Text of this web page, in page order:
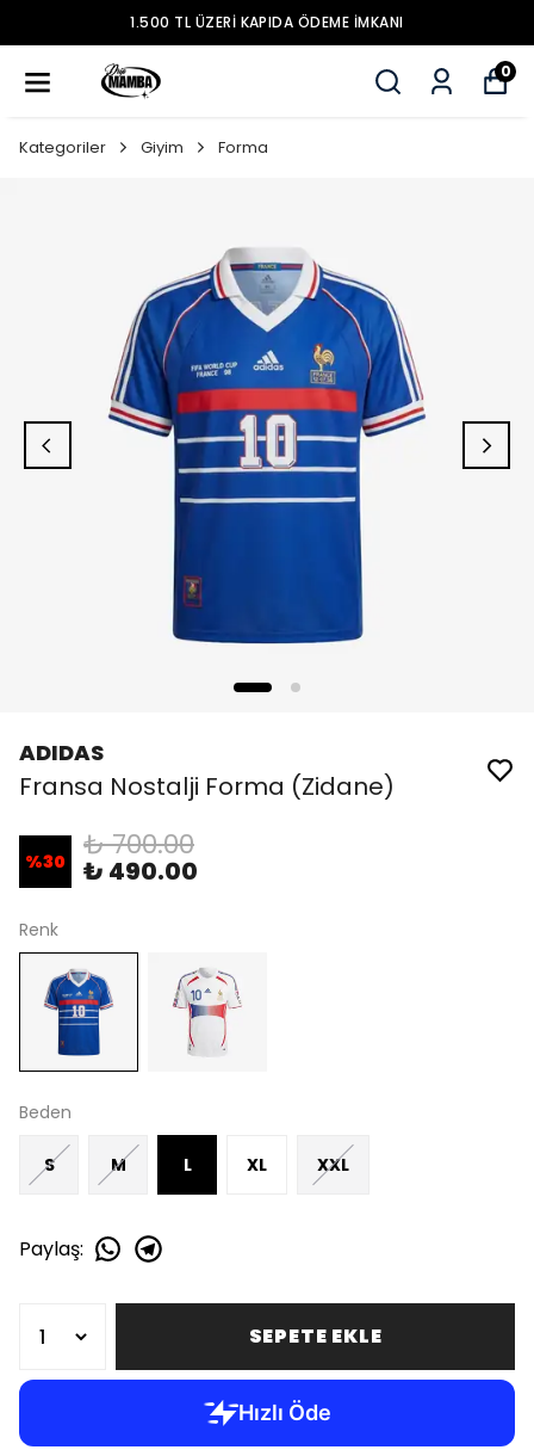
1.500 TL ÜZERİ KAPIDA ÖDEME İMKANI
0
Kategoriler Giyim Forma
ADIDAS
Fransa Nostalji Forma (Zidane)
%30 ₺ 700.00
₺ 490.00
Renk
Beden
S M L XL XXL
Paylaş:
SEPETE EKLE